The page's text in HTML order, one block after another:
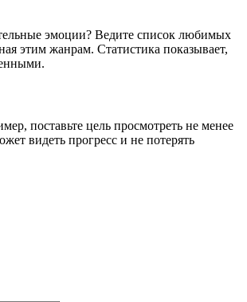
эмоции? Ведите список любимых
этим жанрам. Статистика показывает,
поставьте цель просмотреть не менее
видеть прогресс и не потерять